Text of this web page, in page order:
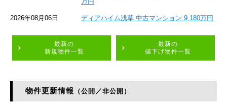
2026年08月06日 ディアハイム浅草 中古マンション 9,180万円
最新の
新規物件一覧
最新の
値下げ物件一覧
物件更新情報 （公開／非公開）